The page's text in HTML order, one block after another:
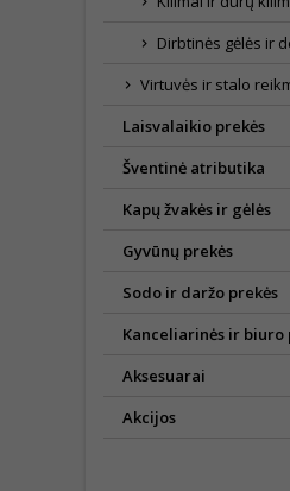
Dirbtinės gėlės ir
Virtuvės ir stalo
Laisvalaikio prekės
Šventinė atributika
Kapų žvakės ir gėlės
Gyvūnų prekės
Sodo ir daržo prekės
Kanceliarinės ir biuro
Aksesuarai
Akcijos